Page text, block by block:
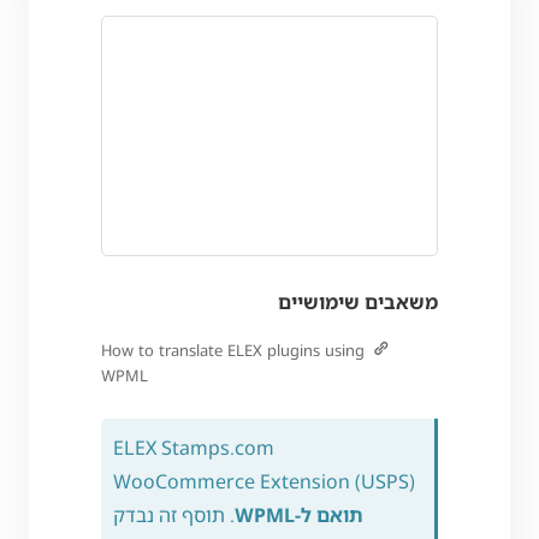
משאבים שימושיים
How to translate ELEX plugins using
WPML
ELEX Stamps.com
WooCommerce Extension (USPS)
תואם ל-WPML
. תוסף זה נבדק